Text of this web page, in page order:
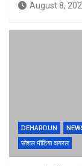
August 8,
DEHARDUN
सोशल मीडिया वायरल